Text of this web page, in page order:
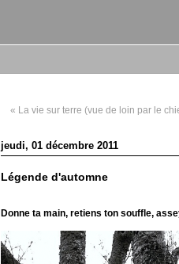
« La vie sur terre (vue de loin par le
jeudi, 01 décembre 2011
Légende d'automne
Donne ta main, retiens ton souffle,